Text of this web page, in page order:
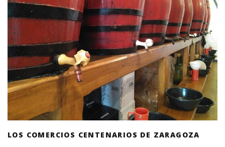
LOS COMERCIOS CENTENARIOS DE ZARAGOZA